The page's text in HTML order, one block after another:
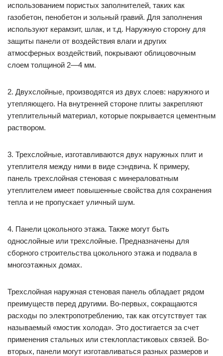
использованием пористых заполнителей, таких как
газобетон, пенобетон и зольный гравий. Для заполнения
используют керамзит, шлак, и т.д. Наружную сторону для
защиты панели от воздействия влаги и других
атмосферных воздействий, покрывают облицовочным
слоем толщиной 2—4 мм.
2. Двухслойные, производятся из двух слоев: наружного и
утепляющего. На внутренней стороне плиты закрепляют
утеплительный материал, которые покрывается цементным
раствором.
3. Трехслойные, изготавливаются двух наружных плит и
утеплителя между ними в виде сэндвича. К примеру,
панель трехслойная стеновая с минераловатным
утеплителем имеет повышенные свойства для сохранения
тепла и не пропускает уличный шум.
4. Панели цокольного этажа. Также могут быть
однослойные или трехслойные. Предназначены для
сборного строительства цокольного этажа и подвала в
многоэтажных домах.
Трехслойная наружная стеновая панель обладает рядом
преимуществ перед другими. Во-первых, сокращаются
расходы по электропотреблению, так как отсутствует так
называемый «мостик холода». Это достигается за счет
применения стальных или стеклопластиковых связей. Во-
вторых, панели могут изготавливаться разных размеров и